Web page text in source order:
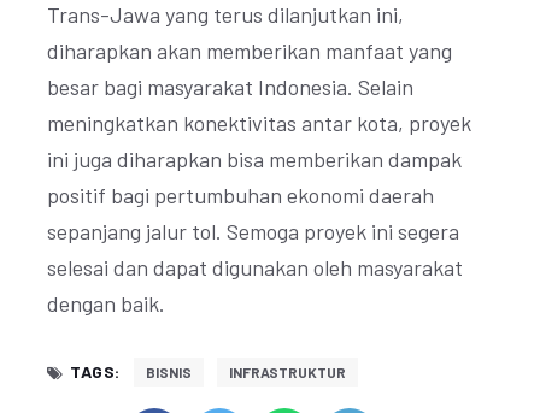
Trans-Jawa yang terus dilanjutkan ini,
diharapkan akan memberikan manfaat yang
besar bagi masyarakat Indonesia. Selain
meningkatkan konektivitas antar kota, proyek
ini juga diharapkan bisa memberikan dampak
positif bagi pertumbuhan ekonomi daerah
sepanjang jalur tol. Semoga proyek ini segera
selesai dan dapat digunakan oleh masyarakat
dengan baik.
TAGS: BISNIS INFRASTRUKTUR